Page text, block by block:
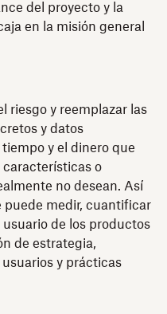
del proyecto y la
en la misión general
riesgo y reemplazar las
y datos
y el dinero que
características o
no desean. Así
puede medir, cuantificar
de los productos
de estrategia,
y prácticas